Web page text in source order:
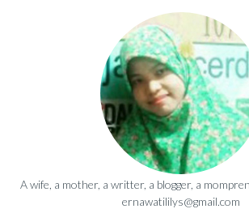
A wife, a mother, a writter, a blogger, a
ernawatililys@gmail.com